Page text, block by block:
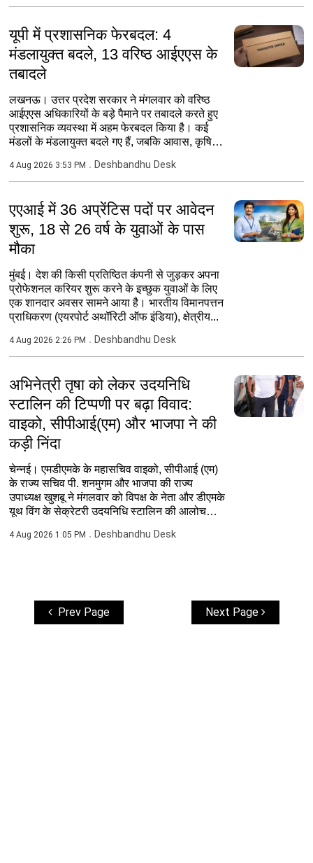
यूपी में प्रशासनिक फेरबदल: 4
मंडलायुक्त बदले, 13 वरिष्ठ आईएएस के
तबादले
लखनऊ। उत्तर प्रदेश सरकार ने मंगलवार को वरिष्ठ
आईएएस अधिकारियों के बड़े पैमाने पर तबादले करते हुए
प्रशासनिक व्यवस्था में अहम फेरबदल किया है। कई
मंडलों के मंडलायुक्त बदले गए हैं, जबकि आवास, कृषि,
4 Aug 2026 3:53 PM Deshbandhu Desk
एएआई में 36 अप्रेंटिस पदों पर आवेदन
शुरू, 18 से 26 वर्ष के युवाओं के पास
मौका
मुंबई। देश की किसी प्रतिष्ठित कंपनी से जुड़कर अपना
प्रोफेशनल करियर शुरू करने के इच्छुक युवाओं के लिए
एक शानदार अवसर सामने आया है। भारतीय विमानपत्तन
प्राधिकरण (एयरपोर्ट अथॉरिटी ऑफ इंडिया), क्षेत्रीय...
4 Aug 2026 2:26 PM Deshbandhu Desk
अभिनेत्री तृषा को लेकर उदयनिधि
स्टालिन की टिप्पणी पर बढ़ा विवाद:
वाइको, सीपीआई(एम) और भाजपा ने की
कड़ी निंदा
चेन्नई। एमडीएमके के महासचिव वाइको, सीपीआई (एम)
के राज्य सचिव पी. शनमुगम और भाजपा की राज्य
उपाध्यक्ष खुशबू ने मंगलवार को विपक्ष के नेता और डीएमके
यूथ विंग के सेक्रेटरी उदयनिधि स्टालिन की आलोचना
4 Aug 2026 1:05 PM Deshbandhu Desk
Prev Page Next Page